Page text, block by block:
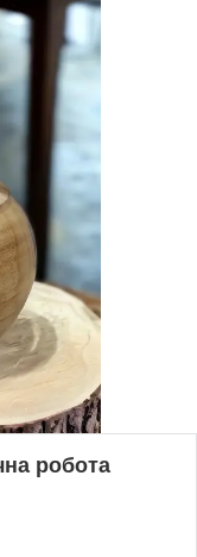
робота